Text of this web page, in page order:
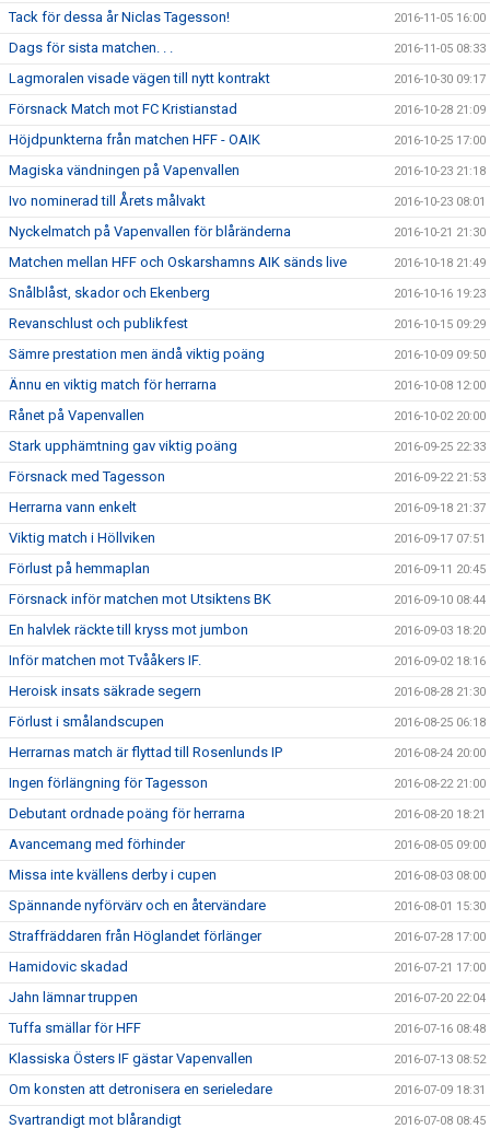
Tack för dessa år Niclas Tagesson! 2016-11-05 16:00
Dags för sista matchen. . . 2016-11-05 08:33
Lagmoralen visade vägen till nytt kontrakt 2016-10-30 09:17
Försnack Match mot FC Kristianstad 2016-10-28 21:09
Höjdpunkterna från matchen HFF - OAIK 2016-10-25 17:00
Magiska vändningen på Vapenvallen 2016-10-23 21:18
Ivo nominerad till Årets målvakt 2016-10-23 08:01
Nyckelmatch på Vapenvallen för blåränderna 2016-10-21 21:30
Matchen mellan HFF och Oskarshamns AIK sänds live 2016-10-18 21:49
Snålblåst, skador och Ekenberg 2016-10-16 19:23
Revanschlust och publikfest 2016-10-15 09:29
Sämre prestation men ändå viktig poäng 2016-10-09 09:50
Ännu en viktig match för herrarna 2016-10-08 12:00
Rånet på Vapenvallen 2016-10-02 20:00
Stark upphämtning gav viktig poäng 2016-09-25 22:33
Försnack med Tagesson 2016-09-22 21:53
Herrarna vann enkelt 2016-09-18 21:37
Viktig match i Höllviken 2016-09-17 07:51
Förlust på hemmaplan 2016-09-11 20:45
Försnack inför matchen mot Utsiktens BK 2016-09-10 08:44
En halvlek räckte till kryss mot jumbon 2016-09-03 18:20
Inför matchen mot Tvååkers IF. 2016-09-02 18:16
Heroisk insats säkrade segern 2016-08-28 21:30
Förlust i smålandscupen 2016-08-25 06:18
Herrarnas match är flyttad till Rosenlunds IP 2016-08-24 20:00
Ingen förlängning för Tagesson 2016-08-22 21:00
Debutant ordnade poäng för herrarna 2016-08-20 18:21
Avancemang med förhinder 2016-08-05 09:00
Missa inte kvällens derby i cupen 2016-08-03 08:00
Spännande nyförvärv och en återvändare 2016-08-01 15:30
Straffräddaren från Höglandet förlänger 2016-07-28 17:00
Hamidovic skadad 2016-07-21 17:00
Jahn lämnar truppen 2016-07-20 22:04
Tuffa smällar för HFF 2016-07-16 08:48
Klassiska Östers IF gästar Vapenvallen 2016-07-13 08:52
Om konsten att detronisera en serieledare 2016-07-09 18:31
Svartrandigt mot blårandigt 2016-07-08 08:45